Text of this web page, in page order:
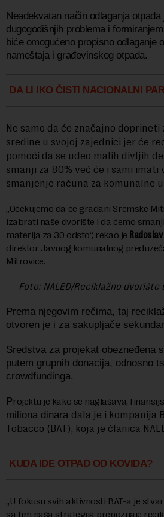
Neadekvatan način odlaganja otpada
dugogodišnjih problema i
biće omogućeno propisno odlaganje
nameštaja i građevinskog otpada.
DA LI IKO ČISTI NACIONALNI
Ne samo da će značajno
sredine u svojoj zajednici jer će
pomoći da se udeo malih divljih
smanji za 80% već će i sami
smanjenje računa za komunalne
„Očekujemo da će građani Sremske
izabrati naše dvorište i da ćemo
materija za 30 odsto“, rekao je
direktor Javnog komunalnog
Mitrovice.
Foto: NALED/Reciklažno
Prema njegovim rečima, taj
otvoren je i za sakupljače
Sredstva za projekat obezneđena
putem grupnih donacija, odnosno
crowdfundinga.
Projektu je kako se naglašava,
miliona dinara dala je i kompanija
Tobacco (BAT), koja je članica
KUDA IDE OTPAD OD KOVIDA?
„U fokusu svih aktivnosti BAT-a je
sa tim naša strategija prepoznaje